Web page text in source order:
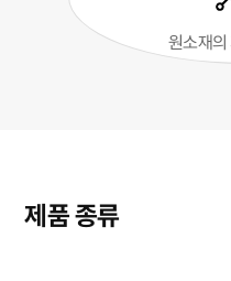
원소재의
제품 종류